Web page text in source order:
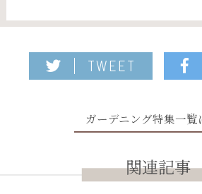
TWEET
ガーデニング特集一覧
関連記事